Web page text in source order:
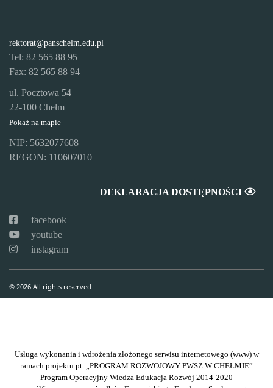
rektorat@panschelm.edu.pl
Tel: 82 565 88 95
Fax: 82 565 88 94
ul. Pocztowa 54
22-100 Chełm
Pokaż na mapie
NIP: 5632077608
REGON: 110607010
DEKLARACJA DOSTĘPNOŚCI
facebook
youtube
instagram
© 2026 All rights reserved
Usługa wykonania i wdrożenia złożonego serwisu internetowego (www) w
ramach projektu pt. „PROGRAM ROZWOJOWY PWSZ W CHEŁMIE”
Program Operacyjny Wiedza Edukacja Rozwój 2014-2020